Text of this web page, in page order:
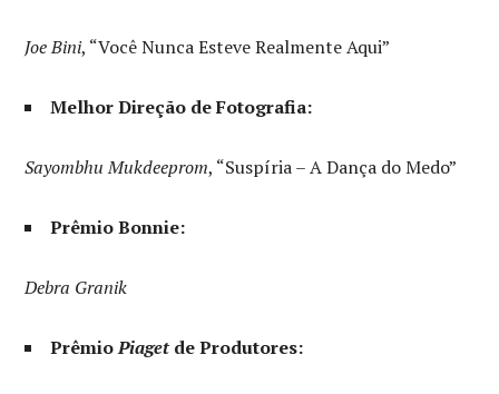
Joe Bini, “Você Nunca Esteve Realmente Aqui”
Melhor Direção de Fotografia:
Sayombhu Mukdeeprom, “Suspíria – A Dança do Medo”
Prêmio Bonnie:
Debra Granik
PrêmioPiagetde Produtores: